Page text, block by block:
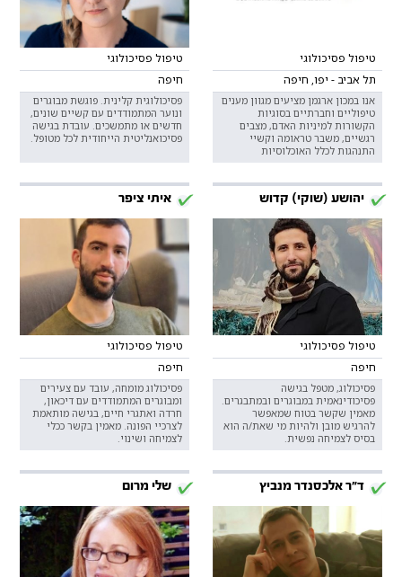
טיפול פסיכולוגי
תל אביב - יפו, חיפה
אנו במכון ארגמן מציעים מגוון מענים
טיפוליים וחברתיים בסוגיות
הקשורות למיניות האדם, מצבים
רגשיים, משבר טראומה וקשיי
התנהגות לכלל האוכלוסיות
טיפול פסיכולוגי
חיפה
פסיכולוגית קלינית. פוגשת מבוגרים
ונוער המתמודדים עם קשיים שונים,
חדשים או מתמשכים. עובדת בגישה
פסיכואנליטית הייחודית לכל מטופל.
יהושע (שוקי) קדוש
טיפול פסיכולוגי
חיפה
פסיכולוג, מטפל בגישה
פסיכודינאמית במבוגרים ובמתבגרים.
מאמין שקשר בטוח שמאפשר
להרגיש מובן ולהיות מי שאת/ה הוא
בסיס לצמיחה נפשית.
איתי ציפר
טיפול פסיכולוגי
חיפה
פסיכולוג מומחה, עובד עם צעירים
ומבוגרים המתמודדים עם דיכאון,
חרדה ואתגרי חיים, בגישה מותאמת
לצרכיי הפונה. מאמין בקשר ככלי
לצמיחה ושינוי.
ד"ר אלכסנדר מנביץ שלי מרום